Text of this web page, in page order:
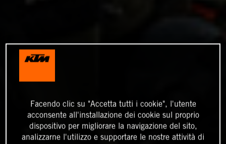
Facendo clic su "Accetta tutti i cookie", l'utente
acconsente all'installazione dei cookie sul proprio
dispositivo per migliorare la navigazione del sito,
analizzarne l'utilizzo e supportare le nostre attività di